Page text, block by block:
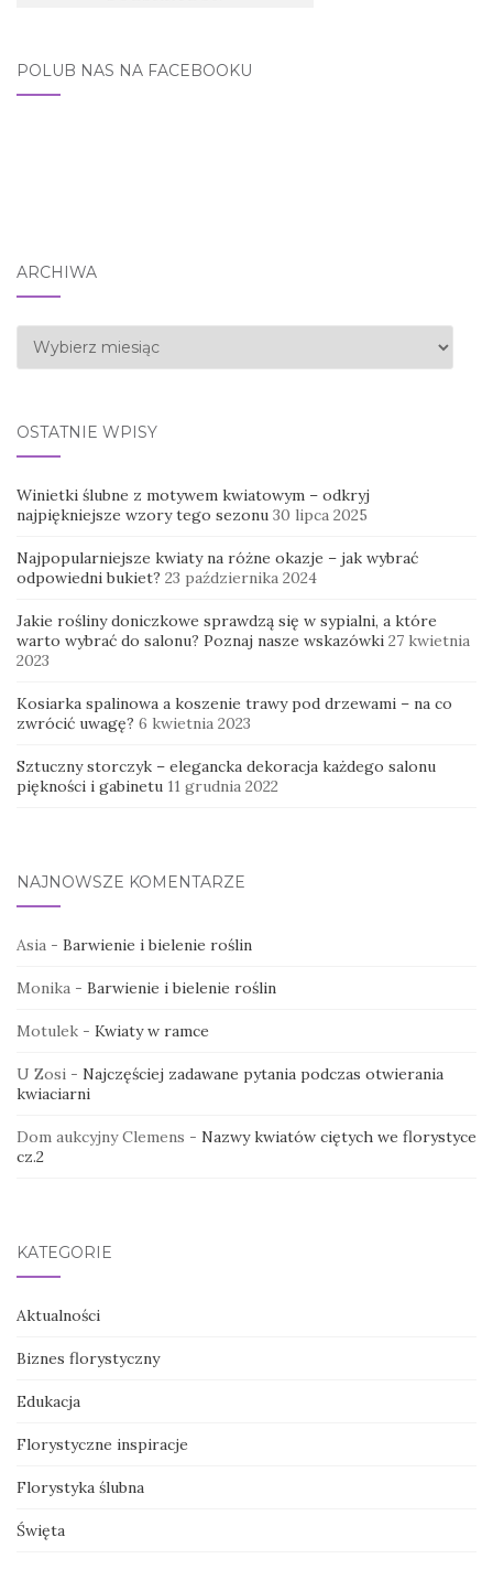
POLUB NAS NA FACEBOOKU
ARCHIWA
Archiwa
OSTATNIE WPISY
Winietki ślubne z motywem kwiatowym – odkryj
najpiękniejsze wzory tego sezonu 30 lipca 2025
Najpopularniejsze kwiaty na różne okazje – jak wybrać
odpowiedni bukiet? 23 października 2024
Jakie rośliny doniczkowe sprawdzą się w sypialni, a które
warto wybrać do salonu? Poznaj nasze wskazówki 27 kwietnia
2023
Kosiarka spalinowa a koszenie trawy pod drzewami – na co
zwrócić uwagę? 6 kwietnia 2023
Sztuczny storczyk – elegancka dekoracja każdego salonu
piękności i gabinetu 11 grudnia 2022
NAJNOWSZE KOMENTARZE
Asia - Barwienie i bielenie roślin
Monika - Barwienie i bielenie roślin
Motulek - Kwiaty w ramce
U Zosi - Najczęściej zadawane pytania podczas otwierania
kwiaciarni
Dom aukcyjny Clemens - Nazwy kwiatów ciętych we florystyce
cz.2
KATEGORIE
Aktualności
Biznes florystyczny
Edukacja
Florystyczne inspiracje
Florystyka ślubna
Święta